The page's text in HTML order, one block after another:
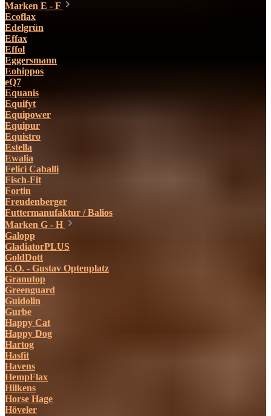
Marken E - F
Ecoflax
Edelgrün
Effax
Effol
Eggersmann
Eohippos
eQ7
Equanis
Equifyt
Equipower
Equipur
Equistro
Estella
Ewalia
Felici Caballi
Fisch-Fit
Fortin
Freudenberger
Futtermanufaktur / Balios
Marken G - H
Galopp
GladiatorPLUS
GoldDott
G.O. - Gustav Optenplatz
Granutop
Greenguard
Guidolin
Gurbe
Happy Cat
Happy Dog
Hartog
Hasfit
Havens
HempFlax
Hilkens
Horse Hage
Höveler